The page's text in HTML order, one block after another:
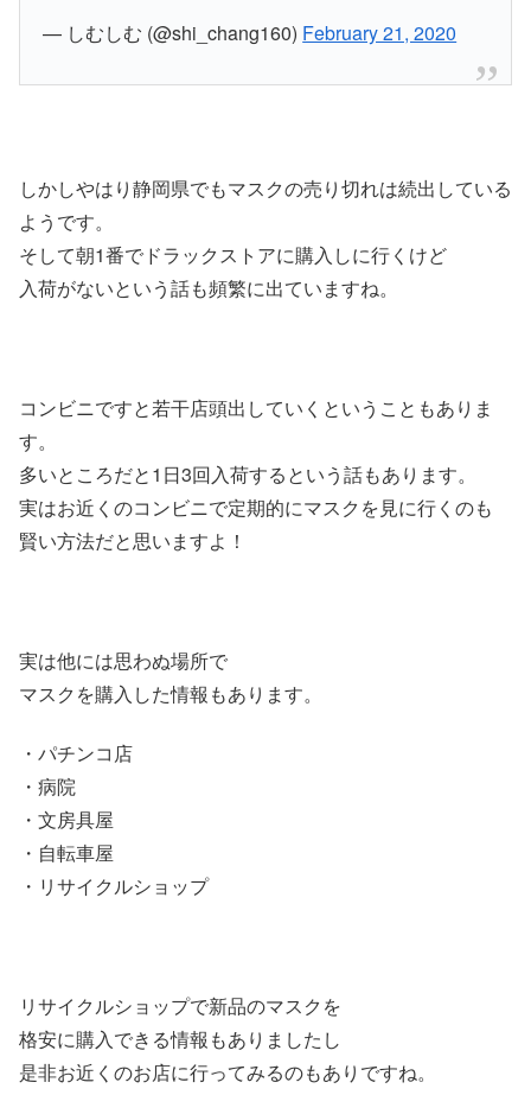
— しむしむ (@shi_chang160) February 21, 2020
しかしやはり静岡県でもマスクの売り切れは続出している
ようです。
そして朝1番でドラックストアに購入しに行くけど
入荷がないという話も頻繁に出ていますね。
コンビニですと若干店頭出していくということもありま
す。
多いところだと1日3回入荷するという話もあります。
実はお近くのコンビニで定期的にマスクを見に行くのも
賢い方法だと思いますよ！
実は他には思わぬ場所で
マスクを購入した情報もあります。
・パチンコ店
・病院
・文房具屋
・自転車屋
・リサイクルショップ
リサイクルショップで新品のマスクを
格安に購入できる情報もありましたし
是非お近くのお店に行ってみるのもありですね。